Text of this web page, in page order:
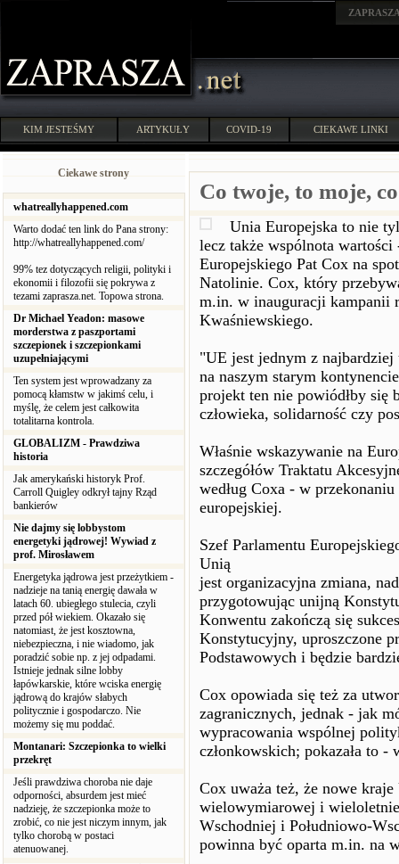
KIM JESTEŚMY ARTYKUŁY COVID-19 CIEKAWE LINKI
Ciekawe strony
whatreallyhappened.com
Warto dodać ten link do Pana strony:
http://whatreallyhappened.com/
99% tez dotyczących religii, polityki i
ekonomii i filozofii się pokrywa z
tezami zaprasza.net. Topowa strona.
Dr Michael Yeadon: masowe
morderstwa z paszportami
szczepionek i szczepionkami
uzupełniającymi
Ten system jest wprowadzany za
pomocą kłamstw w jakimś celu, i
myślę, że celem jest całkowita
totalitarna kontrola.
GLOBALIZM - Prawdziwa
historia
Jak amerykański historyk Prof.
Carroll Quigley odkrył tajny Rząd
bankierów
Nie dajmy się lobbystom
energetyki jądrowej! Wywiad z
prof. Mirosławem
Energetyka jądrowa jest przeżytkiem -
nadzieje na tanią energię dawała w
latach 60. ubiegłego stulecia, czyli
przed pół wiekiem. Okazało się
natomiast, że jest kosztowna,
niebezpieczna, i nie wiadomo, jak
poradzić sobie np. z jej odpadami.
Istnieje jednak silne lobby
łapówkarskie, które wciska energię
jądrową do krajów słabych
politycznie i gospodarczo. Nie
możemy się mu poddać.
Montanari: Szczepionka to wielki
przekręt
Jeśli prawdziwa choroba nie daje
odporności, absurdem jest mieć
nadzieję, że szczepionka może to
zrobić, co nie jest niczym innym, jak
tylko chorobą w postaci
atenuowanej.
Co twoje, to moje,
Unia Europejska to nie
lecz także wspólnota
Europejskiego Pat Cox na
Natolinie. Cox, który
m.in. w inauguracji kampanii
Kwaśniewskiego.
"UE jest jednym z
na naszym starym
projekt ten nie powiódłby się
człowieka, solidarność czy
Właśnie wskazywanie na
szczegółów Traktatu
według Coxa - w
europejskiej.
Szef Parlamentu
Unią
jest organizacyjna zmiana,
przygotowując unijną
Konwentu zakończą się
Konstytucyjny, uproszczone
Podstawowych i będzie
Cox opowiada się też za
zagranicznych, jednak - jak
wypracowania wspólnej
członkowskich; pokazała to -
Cox uważa też, że nowe
wielowymiarowej i
Wschodniej i Południowo-
powinna być oparta m.in. na